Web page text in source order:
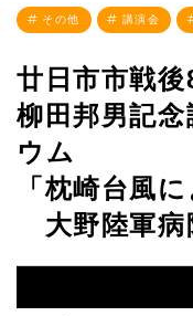
その他 講演会
廿日市市戦
柳田邦男記
ウム
「枕崎台風
大野陸軍病